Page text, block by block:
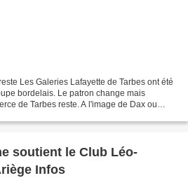
Les Galeries Lafayette de Tarbes ont été
bordelais. Le patron change mais
de Tarbes reste. A l'image de Dax ou
soutient le Club Léo-
Infos